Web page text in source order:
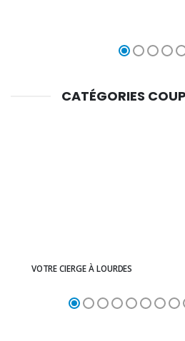
CATÉGORIES
VOTRE CIERGE À LOURDES